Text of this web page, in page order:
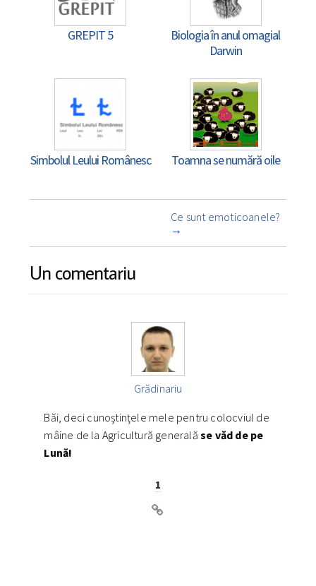
GREPIT 5
Biologia în anul omagial
Darwin
Simbolul Leului Românesc Toamna se numără oile
Navigare
Ce sunt emoticoanele?
→
Un comentariu
Grădinariu
Băi, deci cunoştinţele mele pentru colocviul de
mâine de la Agricultură generalăse văd de pe
Lună!
1